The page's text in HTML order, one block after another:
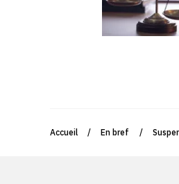
Accueil / En bref /